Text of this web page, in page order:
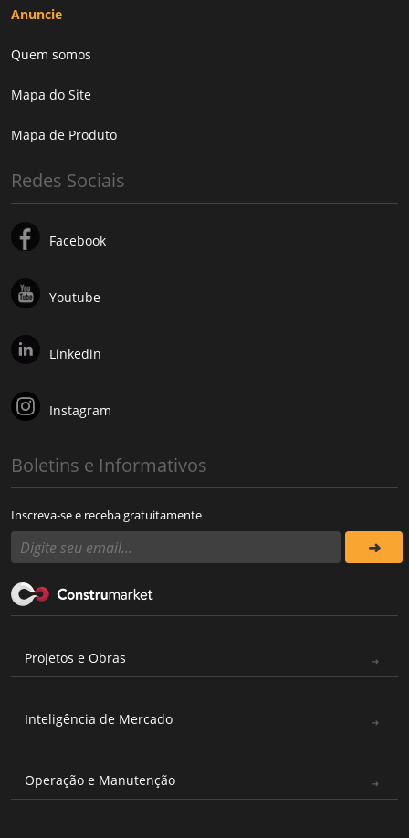
Anuncie
Quem somos
Mapa do Site
Mapa de Produto
Redes Sociais
Facebook
Youtube
Linkedin
Instagram
Boletins e Informativos
Inscreva-se e receba gratuitamente
Projetos e Obras
Inteligência de Mercado
Operação e Manutenção